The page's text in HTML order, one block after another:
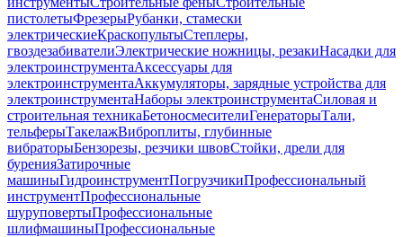
пистолетыФрезерыРубанки, стамески
электрическиеКраскопультыСтеплеры,
гвоздезабивателиЭлектрические ножницы, резакиНасадки для
электроинструментаАксессуары для
электроинструментаАккумуляторы, зарядные устройства для
электроинструментаНаборы электроинструментаСиловая и
строительная техникаБетоносмесителиГенераторыТали,
тельферыТакелажВиброплиты, глубинные
вибраторыБензорезы, резчики швовСтойки, дрели для
буренияЗатирочные
машиныГидроинструментПогрузчикиПрофессиональный
инструментПрофессиональные
шуруповертыПрофессиональные
шлифмашиныПрофессиональные